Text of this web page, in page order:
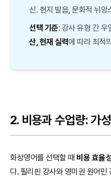
신. 현지 발음, 문화적 뉘앙
선택 기준: 강사 유형 간
산, 현재 실력에 따라 최적
2. 비용과 수업량: 가
화상영어를 선택할 때 비용 효율
다. 필리핀 강사와 영미권 원어